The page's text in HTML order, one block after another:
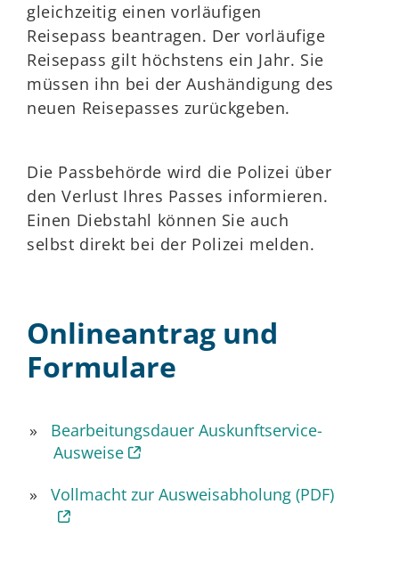
gleichzeitig einen vorläufigen
Reisepass beantragen. Der vorläufige
Reisepass gilt höchstens ein Jahr. Sie
müssen ihn bei der Aushändigung des
neuen Reisepasses zurückgeben.
Die Passbehörde wird die Polizei über
den Verlust Ihres Passes informieren.
Einen Diebstahl können Sie auch
selbst direkt bei der Polizei melden.
Onlineantrag und
Formulare
Bearbeitungsdauer Auskunftservice-
Ausweise
Vollmacht zur Ausweisabholung (PDF)